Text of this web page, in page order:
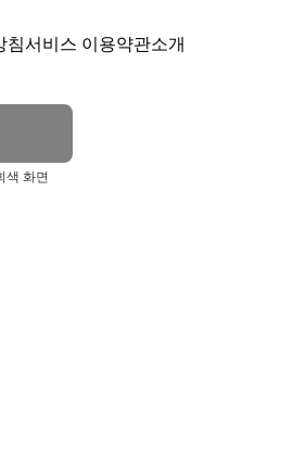
침서비스 이용약관소개
색 화면